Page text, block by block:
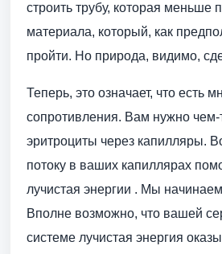
строить трубу, которая меньше
материала, который, как
пройти. Но природа, видимо,
Теперь, это означает, что есть
сопротивления. Вам нужно чем-
эритроциты через капилляры.
потоку в ваших капиллярах
лучистая энергии . Мы
Вполне возможно, что вашей
системе лучистая энергия